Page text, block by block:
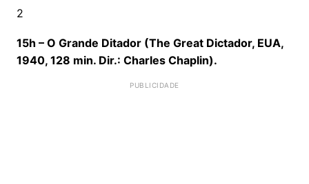
2
15h – O Grande Ditador (The Great Dictador, EUA,
1940, 128 min. Dir.: Charles Chaplin).